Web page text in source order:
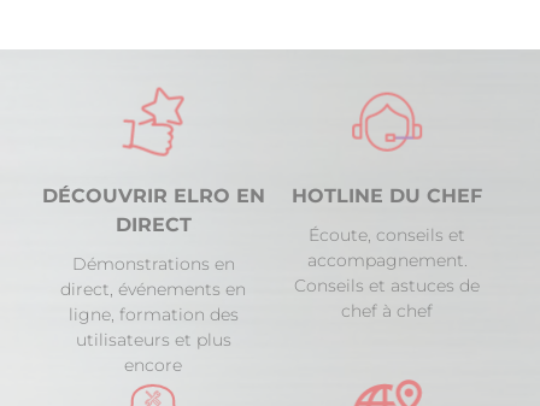
DÉCOUVRIR ELRO EN
DIRECT
Démonstrations en
direct, événements en
ligne, formation des
utilisateurs et plus
encore
HOTLINE DU CHEF
Écoute, conseils et
accompagnement.
Conseils et astuces de
chef à chef